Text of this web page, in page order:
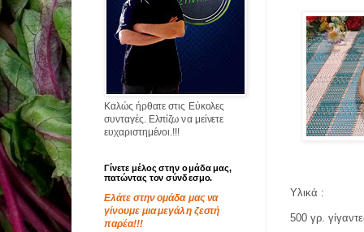
Υλικά :
500 γρ.
Καλώς ήρθατε στις Εύκολες
συνταγές. Ελπίζω να μείνετε
ευχαριστημένοι.!!!
Γίνετε μέλος στην ομάδα μας,
πατώντας τον σύνδεσμο.
Ελάτε στην ομάδα μας να
γίνουμε μια μεγάλη ζεστή
παρέα!!!